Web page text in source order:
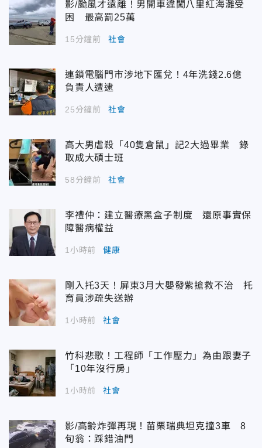
影/颱風才遠離！男開車違闖八里紅海灘受
困 最高罰25萬
15分鐘前 社會
連鎖電腦門市涉地下匯兌！4年洗錢2.6億
負責人遭逮
25分鐘前 社會
高大男虐殺「40隻倉鼠」記2大過畢業 錄
取成大碩士班
58分鐘前 社會
李禮仲：建立醫療黑盒子制度 還原事實保
障醫病權益
1小時前 健康
剛入托3天！屏東3月大嬰發紫搶救不治 托
育員涉疏失送辦
1小時前 社會
竹科悲歌！工程師「工作壓力」為由跟妻子
「10年沒行房」
1小時前 社會
影/高齡炸彈再現！苗栗瑞典坦克撞3車 8
旬翁：踩錯油門